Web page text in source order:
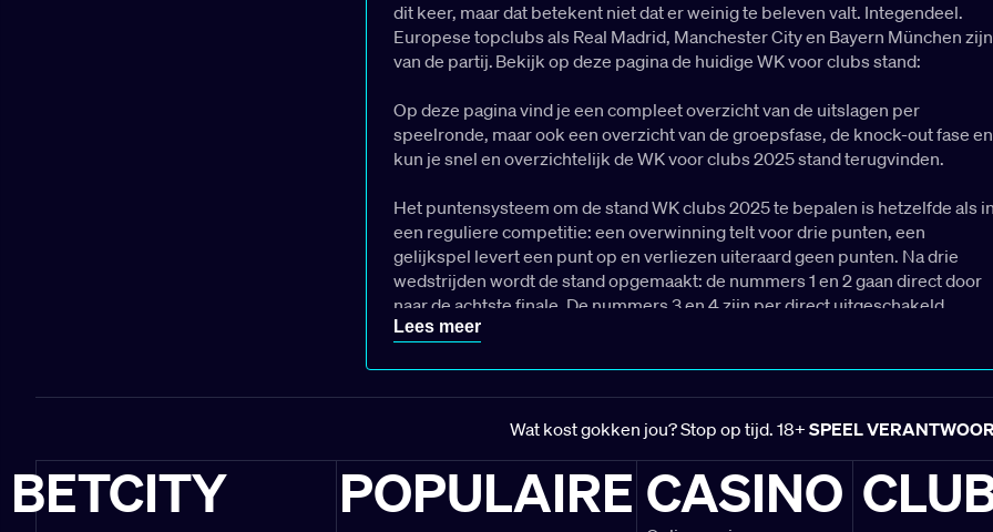
dit keer, maar dat betekent niet dat er weinig te beleven valt. Integendeel.
Europese topclubs als Real Madrid, Manchester City en Bayern München zijn
van de partij. Bekijk op deze pagina de huidige WK voor clubs stand:
Op deze pagina vind je een compleet overzicht van de uitslagen per
speelronde, maar ook een overzicht van de groepsfase, de knock-out fase en
kun je snel en overzichtelijk de WK voor clubs 2025 stand terugvinden.
Het puntensysteem om de stand WK clubs 2025 te bepalen is hetzelfde als
een reguliere competitie: een overwinning telt voor drie punten, een
gelijkspel levert een punt op en verliezen uiteraard geen punten. Na drie
wedstrijden wordt de stand opgemaakt: de nummers 1 en 2 gaan direct door
naar de achtste finale. De nummers 3 en 4 zijn per direct uitgeschakeld.
2025
grootmachten als Bayern München, Benfica en Boca Juniors is spektakel
gegarandeerd. Auckland City heeft een flinke uitdaging voor de boeg en zal
alles uit de kast moeten halen om zich staande te houden tussen deze
Lees meer
Wat kost gokken jou? Stop op tijd. 18+ SPEEL
BETCITY
POPULAIRE CASINO